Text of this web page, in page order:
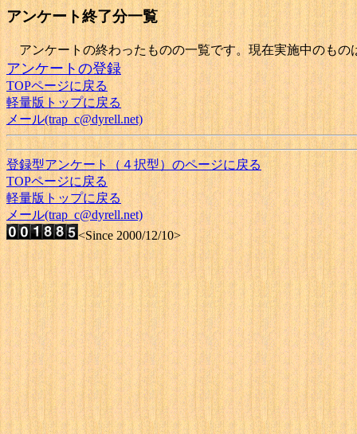
アンケート終了分一覧
アンケートの終わったものの一覧です。現在実施中のもの
アンケートの登録
TOPページに戻る
軽量版トップに戻る
メール(trap_c@dyrell.net)
登録型アンケート（４択型）のページに戻る
TOPページに戻る
軽量版トップに戻る
メール(trap_c@dyrell.net)
<Since 2000/12/10>